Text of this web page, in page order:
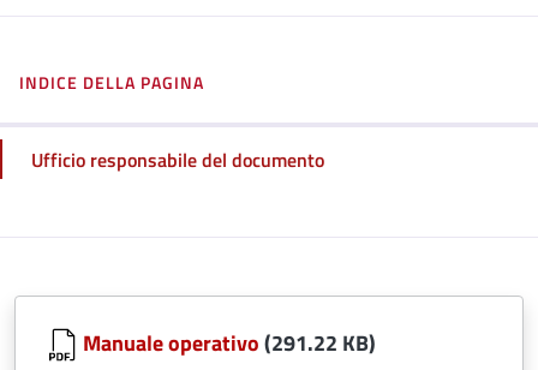
INDICE DELLA PAGINA
Ufficio responsabile del documento
Manuale operativo(291.22 KB)